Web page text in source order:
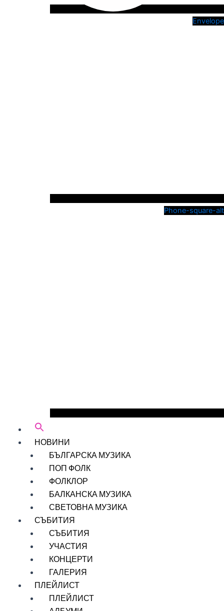
Envelope
Phone-square-alt
НОВИНИ
БЪЛГАРСКА МУЗИКА
ПОП ФОЛК
ФОЛКЛОР
БАЛКАНСКА МУЗИКА
СВЕТОВНА МУЗИКА
СЪБИТИЯ
СЪБИТИЯ
УЧАСТИЯ
КОНЦЕРТИ
ГАЛЕРИЯ
ПЛЕЙЛИСТ
ПЛЕЙЛИСТ